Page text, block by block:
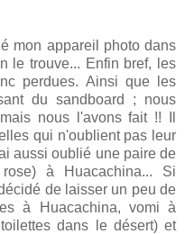
mon appareil photo dans
le trouve... Enfin bref, les
perdues. Ainsi que les
du sandboard ; nous
nous l'avons fait !! Il
qui n'oublient pas leur
aussi oublié une paire de
à Huacachina... Si
de laisser un peu de
à Huacachina, vomi à
dans le désert) et